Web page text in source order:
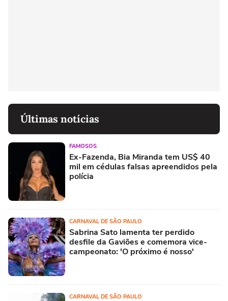
Últimas notícias
FAMOSOS
Ex-Fazenda, Bia Miranda tem US$ 40
mil em cédulas falsas apreendidos pela
polícia
CARNAVAL DE SÃO PAULO
Sabrina Sato lamenta ter perdido
desfile da Gaviões e comemora vice-
campeonato: 'O próximo é nosso'
CARNAVAL DE SÃO PAULO